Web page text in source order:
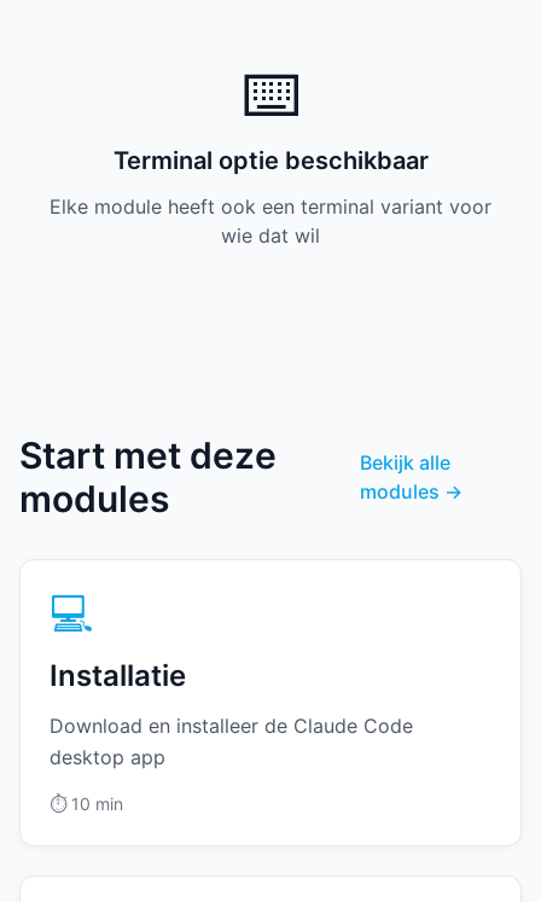
⌨️
Terminal optie beschikbaar
Elke module heeft ook een terminal variant voor
wie dat wil
Start met deze
modules
Bekijk alle
modules →
💻
Installatie
Download en installeer de Claude Code
desktop app
⏱️ 10 min